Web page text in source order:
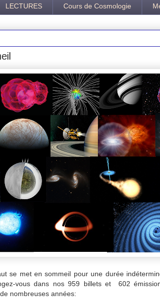
LECTURES Cours de Cosmologie
se met en sommeil pour une durée
vous dans nos 959 billets et 602
nombreuses années: